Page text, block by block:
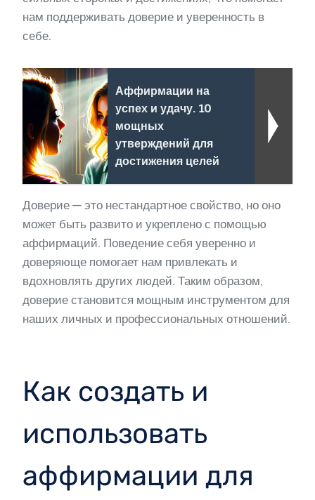
нам поддерживать доверие и уверенность в
себе.
Аффирмации на
успех и удачу. 10
мощных
утверждений для
достижения целей
Доверие — это нестандартное свойство, но оно
может быть развито и укреплено с помощью
аффирмаций. Поведение себя уверенно и
доверяюще помогает нам привлекать и
вдохновлять других людей. Таким образом,
доверие становится мощным инструментом для
наших личных и профессиональных отношений.
Как создать и
использовать
аффирмации для